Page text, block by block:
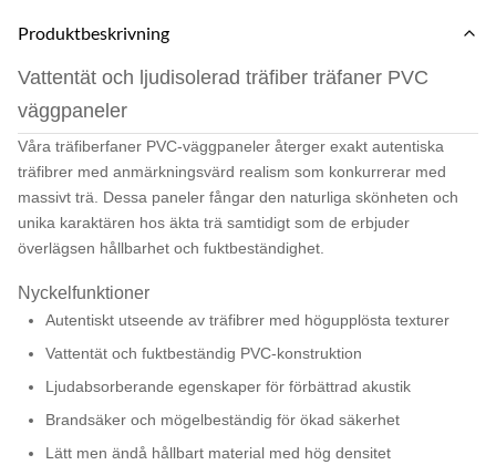
Produktbeskrivning
Vattentät och ljudisolerad träfiber träfaner PVC
väggpaneler
Våra träfiberfaner PVC-väggpaneler återger exakt autentiska
träfibrer med anmärkningsvärd realism som konkurrerar med
massivt trä. Dessa paneler fångar den naturliga skönheten och
unika karaktären hos äkta trä samtidigt som de erbjuder
överlägsen hållbarhet och fuktbeständighet.
Nyckelfunktioner
Autentiskt utseende av träfibrer med högupplösta texturer
Vattentät och fuktbeständig PVC-konstruktion
Ljudabsorberande egenskaper för förbättrad akustik
Brandsäker och mögelbeständig för ökad säkerhet
Lätt men ändå hållbart material med hög densitet